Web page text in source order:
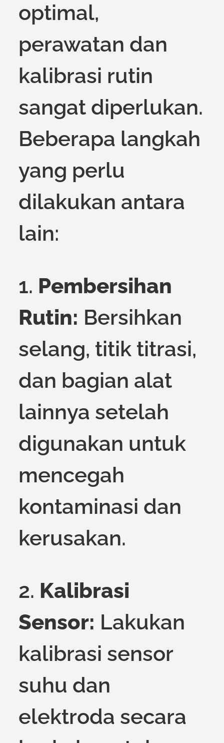
optimal,
perawatan dan
kalibrasi rutin
sangat diperlukan.
Beberapa langkah
yang perlu
dilakukan antara
lain:
1. Pembersihan
Rutin: Bersihkan
selang, titik titrasi,
dan bagian alat
lainnya setelah
digunakan untuk
mencegah
kontaminasi dan
kerusakan.
2. Kalibrasi
Sensor: Lakukan
kalibrasi sensor
suhu dan
elektroda secara